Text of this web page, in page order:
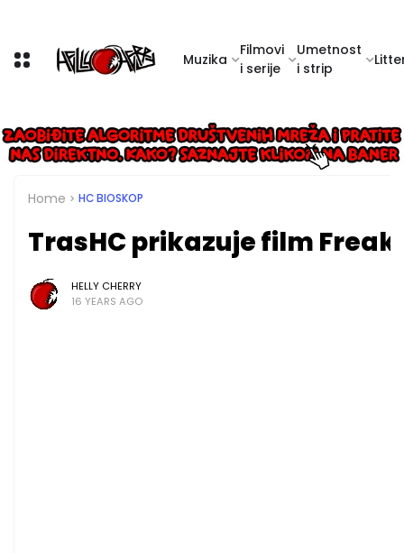
Muzika
Filmovi
i serije
Umetnost
i strip
Home HC BIOSKOP
TrasHC prikazuje film Freak
HELLY CHERRY
16 YEARS AGO